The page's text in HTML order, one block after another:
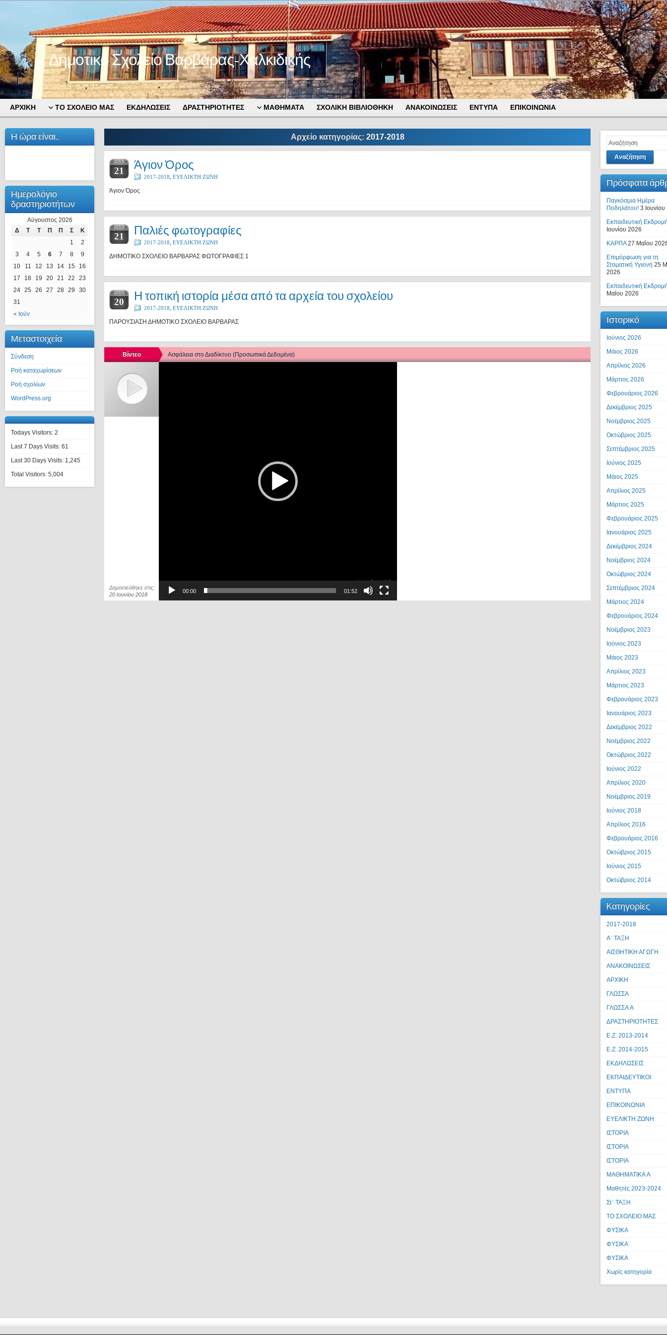
Δημοτικό Σχολείο Βαρβάρας-Χαλκιδικής
ΑΡΧΙΚΗ ΤΟ ΣΧΟΛΕΙΟ ΜΑΣ ΕΚΔΗΛΩΣΕΙΣ ΔΡΑΣΤΗΡΙΟΤΗΤΕΣ ΜΑΘΗΜΑΤΑ ΣΧΟΛΙΚΗ ΒΙΒΛΙΟΘΗΚΗ ΑΝΑΚΟΙΝΩΣΕΙΣ ΕΝΤΥΠΑ ΕΠΙΚΟΙΝΩΝΙΑ
Η ώρα είναι..
Ημερολόγιο
δραστηριοτήτων
Αύγουστος 2026
Δ
Τ Τ Π Π Σ Κ
« Ιούν
1
2
3
4 5 6 7 8
9
10
11 12 13 14 15
16
17
18 19 20 21 22
23
24 25 26 27 28 29
30
31
Μεταστοιχεία
Σύνδεση
Ροή καταχωρίσεων
Ροή σχολίων
WordPress.org
Todays Visitors: 2
Last 7 Days Visits: 61
Last 30 Days Visits: 1,245
Total Visitors: 5,004
Αρχείο κατηγορίας: 2017-2018
ΙΟΎΝ
21 Άγιον Όρος
2017-2018 ΕΥΕΛΙΚΤΗ ΖΩΝΗ
Άγιον Όρος
ΙΟΎΝ
21 Παλιές φωτογραφίες
2017-2018 ΕΥΕΛΙΚΤΗ ΖΩΝΗ
ΔΗΜΟΤΙΚΟ ΣΧΟΛΕΙΟ ΒΑΡΒΑΡΑΣ ΦΩΤΟΓΡΑΦΙΕΣ 1
ΙΟΎΝ
20 Η τοπική ιστορία μέσα από τα αρχεία του σχολείου
2017-2018 ΕΥΕΛΙΚΤΗ ΖΩΝΗ
ΠΑΡΟΥΣΙΑΣΗ ΔΗΜΟΤΙΚΟ ΣΧΟΛΕΙΟ ΒΑΡΒΑΡΑΣ
Βίντεο
Ασφάλεια στο Διαδίκτυο (Προσωπικά Δεδομένα)
00:00 01:52
Δημοσιεύθηκε στις:
20 Ιουνίου 2018
Αναζήτηση
Πρόσφατα
Παγκόσμια Ημέρα
Ποδηλάτου! 3
Εκπαιδευτική
Ιουνίου 2026
ΚΑΡΠΑ 27 Μαΐου
Επιμόρφωση για τη
Στοματική Υγιεινή 25
2026
Εκπαιδευτική
Μαΐου 2026
Ιστορικό
Ιούνιος 2026
Μάιος 2026
Απρίλιος 2026
Μάρτιος 2026
Φεβρουάριος 2026
Δεκέμβριος 2025
Νοέμβριος 2025
Οκτώβριος 2025
Σεπτέμβριος 2025
Ιούνιος 2025
Μάιος 2025
Απρίλιος 2025
Μάρτιος 2025
Φεβρουάριος 2025
Ιανουάριος 2025
Δεκέμβριος 2024
Νοέμβριος 2024
Οκτώβριος 2024
Σεπτέμβριος 2024
Μάρτιος 2024
Φεβρουάριος 2024
Νοέμβριος 2023
Ιούνιος 2023
Μάιος 2023
Απρίλιος 2023
Μάρτιος 2023
Φεβρουάριος 2023
Ιανουάριος 2023
Δεκέμβριος 2022
Νοέμβριος 2022
Οκτώβριος 2022
Ιούνιος 2022
Απρίλιος 2020
Νοέμβριος 2019
Ιούνιος 2018
Απρίλιος 2016
Φεβρουάριος 2016
Οκτώβριος 2015
Ιούνιος 2015
Οκτώβριος 2014
Kατηγορίες
2017-2018
Α΄ ΤΑΞΗ
ΑΙΣΘΗΤΙΚΗ ΑΓΩΓΗ
ΑΝΑΚΟΙΝΩΣΕΙΣ
ΑΡΧΙΚΗ
ΓΛΩΣΣΑ
ΓΛΩΣΣΑ A
ΔΡΑΣΤΗΡΙΟΤΗΤΕΣ
Ε.Ζ. 2013-2014
Ε.Ζ. 2014-2015
ΕΚΔΗΛΩΣΕΙΣ
ΕΚΠΑΙΔΕΥΤΙΚΟΙ
ΕΝΤΥΠΑ
ΕΠΙΚΟΙΝΩΝΙΑ
ΕΥΕΛΙΚΤΗ ΖΩΝΗ
ΙΣΤΟΡΙΑ
ΙΣΤΟΡΙΑ
ΙΣΤΟΡΙΑ
ΜΑΘΗΜΑΤΙΚΑ A
Μαθητές 2023-2024
Στ΄ ΤΑΞΗ
ΤΟ ΣΧΟΛΕΙΟ ΜΑΣ
ΦΥΣΙΚΑ
ΦΥΣΙΚΑ
ΦΥΣΙΚΑ
Χωρίς κατηγορία